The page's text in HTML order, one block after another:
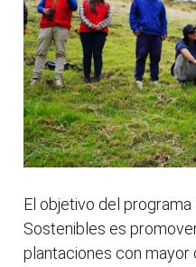
El objetivo del
Sostenibles es
plantaciones con mayor